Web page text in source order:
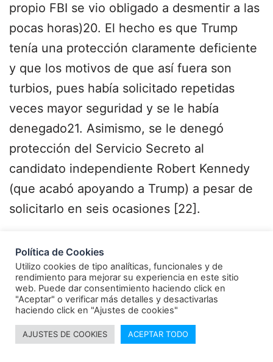
propio FBI se vio obligado a desmentir a las
pocas horas)20. El hecho es que Trump
tenía una protección claramente deficiente
y que los motivos de que así fuera son
turbios, pues había solicitado repetidas
veces mayor seguridad y se le había
denegado21. Asimismo, se le denegó
protección del Servicio Secreto al
candidato independiente Robert Kennedy
(que acabó apoyando a Trump) a pesar de
solicitarlo en seis ocasiones [22].
Por otro lado, el segundo intento de
atentado también genera interrogantes:
¿cómo sabía el tirador, que no era local, que
Trump iba a jugar al golf en ese club ese
día? No nos han dado ninguna respuesta y
el caso se ha enterrado con igual rapidez,
Política de Cookies
Utilizo cookies de tipo analíticas, funcionales y de
rendimiento para mejorar su experiencia en este sitio
web. Puede dar consentimiento haciendo click en
"Aceptar" o verificar más detalles y desactivarlas
haciendo click en "Ajustes de cookies"
AJUSTES DE COOKIES ACEPTAR TODO